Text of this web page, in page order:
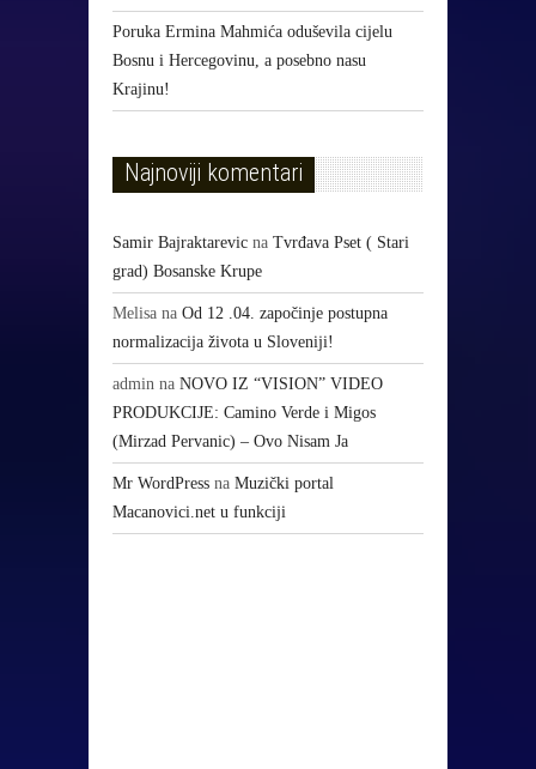
Poruka Ermina Mahmića oduševila cijelu
Bosnu i Hercegovinu, a posebno nasu
Krajinu!
Najnoviji komentari
Samir Bajraktarevic na Tvrđava Pset ( Stari
grad) Bosanske Krupe
Melisa na Od 12 .04. započinje postupna
normalizacija života u Sloveniji!
admin na NOVO IZ “VISION” VIDEO
PRODUKCIJE: Camino Verde i Migos
(Mirzad Pervanic) – Ovo Nisam Ja
Mr WordPress na Muzički portal
Macanovici.net u funkciji